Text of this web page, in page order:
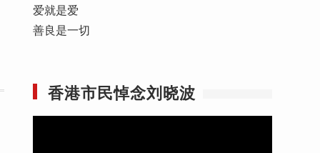
爱就是爱
善良是一切
香港市民悼念刘晓波